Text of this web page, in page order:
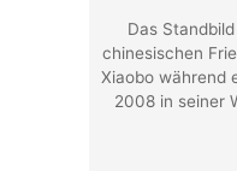
Das
chinesischen
Xiaobo während
2008 in seiner